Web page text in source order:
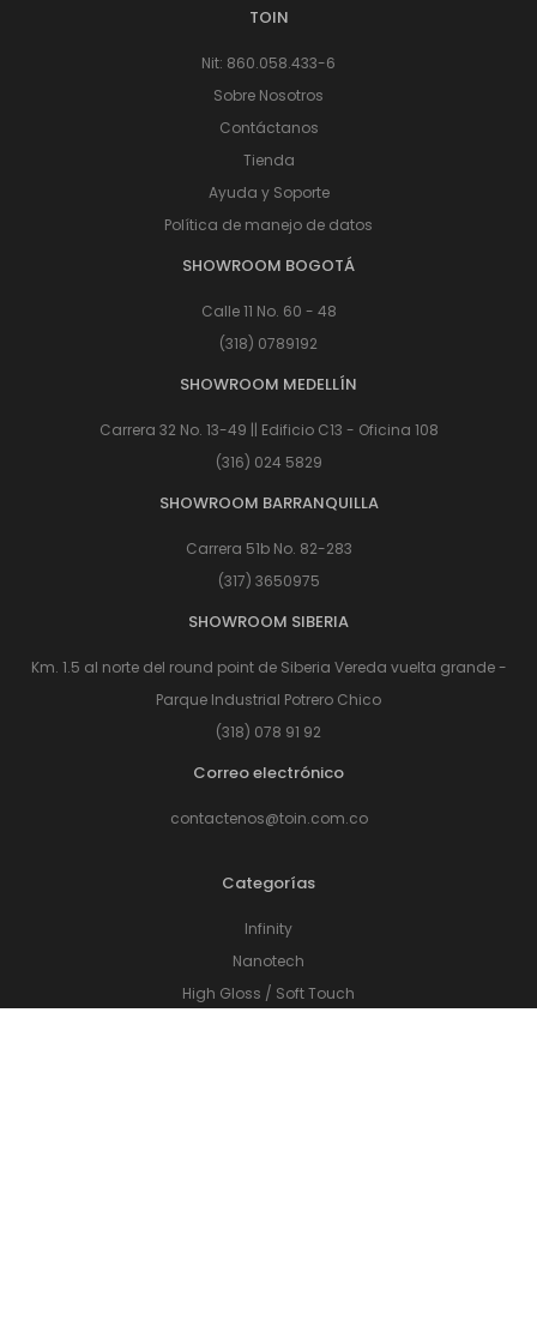
TOIN
Nit: 860.058.433-6
Sobre Nosotros
Contáctanos
Tienda
Ayuda y Soporte
Política de manejo de datos
SHOWROOM BOGOTÁ
Calle 11 No. 60 - 48
(318) 0789192
SHOWROOM MEDELLÍN
Carrera 32 No. 13-49 || Edificio C13 - Oficina 108
(316) 024 5829
SHOWROOM BARRANQUILLA
Carrera 51b No. 82-283
(317) 3650975
SHOWROOM SIBERIA
Km. 1.5 al norte del round point de Siberia Vereda vuelta grande -
Parque Industrial Potrero Chico
(318) 078 91 92
Correo electrónico
contactenos@toin.com.co
Categorías
Infinity
Nanotech
High Gloss / Soft Touch